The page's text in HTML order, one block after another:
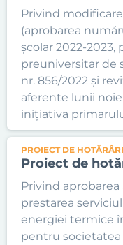
Privind
(aprobarea
școlar 2022-
preuniversitar de
nr. 856/2022 și
aferente lunii
inițiativa
PROIECT DE
Proiect de
Privind
prestarea
energiei termice
pentru societatea